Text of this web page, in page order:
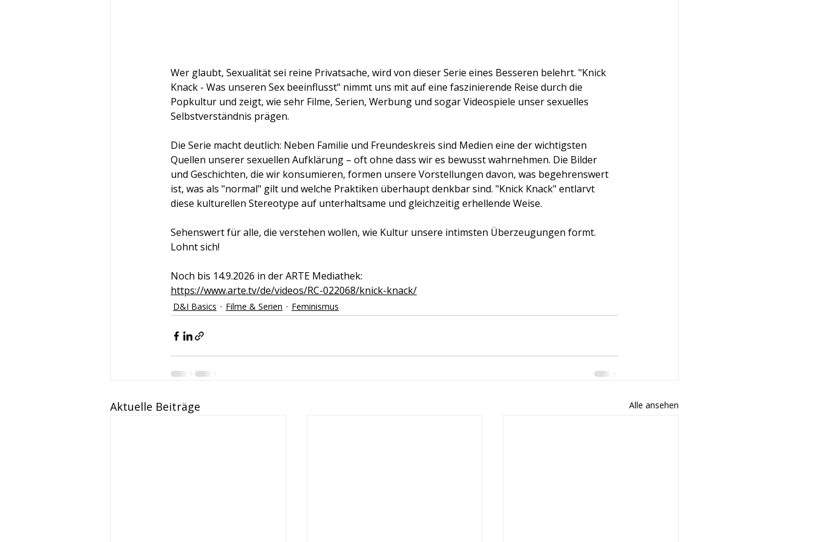
Wer glaubt, Sexualität sei reine Privatsache, wird von dieser Serie eines Besseren belehrt. "Knick
Knack - Was unseren Sex beeinflusst" nimmt uns mit auf eine faszinierende Reise durch die
Popkultur und zeigt, wie sehr Filme, Serien, Werbung und sogar Videospiele unser sexuelles
Selbstverständnis prägen.
Die Serie macht deutlich: Neben Familie und Freundeskreis sind Medien eine der wichtigsten
Quellen unserer sexuellen Aufklärung – oft ohne dass wir es bewusst wahrnehmen. Die Bilder
und Geschichten, die wir konsumieren, formen unsere Vorstellungen davon, was begehrenswert
ist, was als "normal" gilt und welche Praktiken überhaupt denkbar sind. "Knick Knack" entlarvt
diese kulturellen Stereotype auf unterhaltsame und gleichzeitig erhellende Weise.
Sehenswert für alle, die verstehen wollen, wie Kultur unsere intimsten Überzeugungen formt.
Lohnt sich!
Noch bis 14.9.2026 in der ARTE Mediathek:
https://www.arte.tv/de/videos/RC-022068/knick-knack/
D&I Basics Filme & Serien Feminismus
Aktuelle Beiträge Alle ansehen